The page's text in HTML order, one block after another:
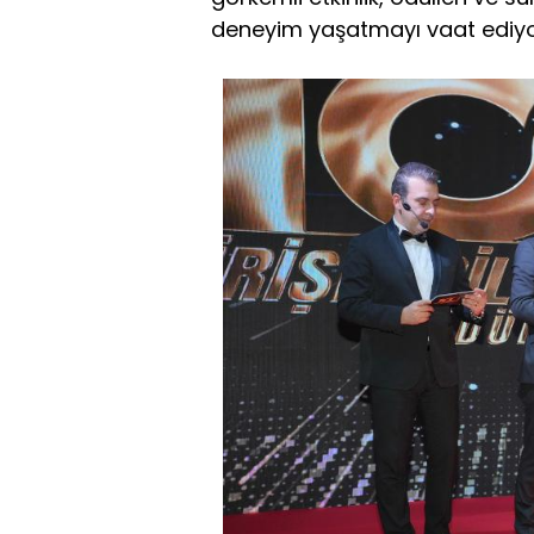
deneyim yaşatmayı vaat